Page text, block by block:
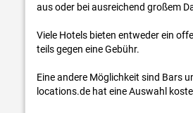
aus oder bei ausreichend großem
Viele Hotels bieten entweder ein
teils gegen eine Gebühr.
Eine andere Möglichkeit sind Bars
locations.de hat eine Auswahl